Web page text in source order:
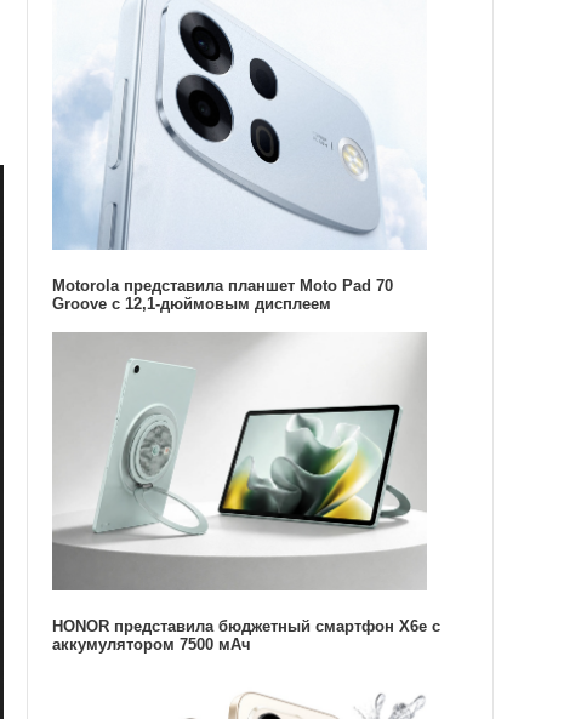
Motorola представила планшет Moto Pad 70
Groove с 12,1-дюймовым дисплеем
HONOR представила бюджетный смартфон X6e с
аккумулятором 7500 мАч